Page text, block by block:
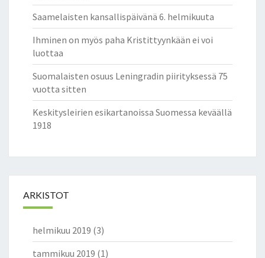
Saamelaisten kansallispäivänä 6. helmikuuta
Ihminen on myös paha Kristittyynkään ei voi
luottaa
Suomalaisten osuus Leningradin piirityksessä 75
vuotta sitten
Keskitysleirien esikartanoissa Suomessa keväällä
1918
ARKISTOT
helmikuu 2019 (3)
tammikuu 2019 (1)